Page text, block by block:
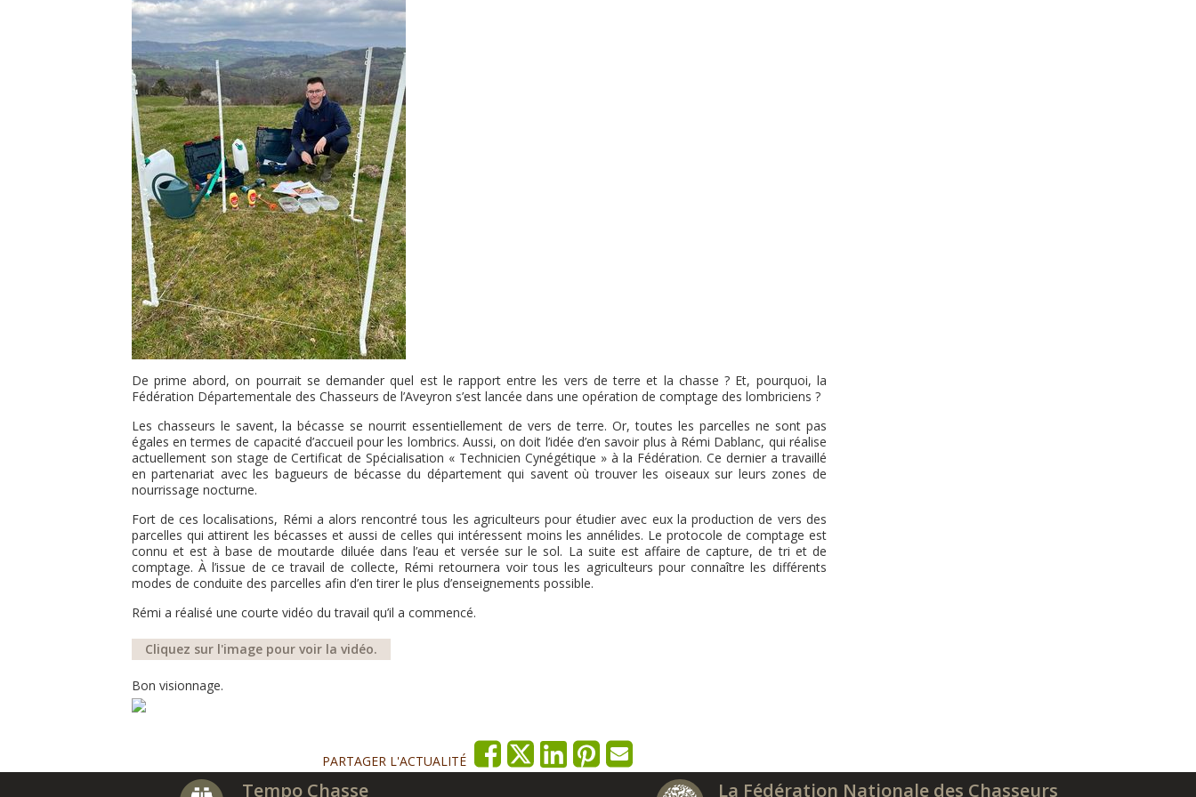
De prime abord, on pourrait se demander quel est le rapport entre les vers de terre et la chasse ? Et, pourquoi, la
Fédération Départementale des Chasseurs de l’Aveyron s’est lancée dans une opération de comptage des lombriciens ?
Les chasseurs le savent, la bécasse se nourrit essentiellement de vers de terre. Or, toutes les parcelles ne sont pas
égales en termes de capacité d’accueil pour les lombrics. Aussi, on doit l’idée d’en savoir plus à Rémi Dablanc, qui réalise
actuellement son stage de Certificat de Spécialisation « Technicien Cynégétique » à la Fédération. Ce dernier a travaillé
en partenariat avec les bagueurs de bécasse du département qui savent où trouver les oiseaux sur leurs zones de
nourrissage nocturne.
Fort de ces localisations, Rémi a alors rencontré tous les agriculteurs pour étudier avec eux la production de vers des
parcelles qui attirent les bécasses et aussi de celles qui intéressent moins les annélides. Le protocole de comptage est
connu et est à base de moutarde diluée dans l’eau et versée sur le sol. La suite est affaire de capture, de tri et de
comptage. À l’issue de ce travail de collecte, Rémi retournera voir tous les agriculteurs pour connaître les différents
modes de conduite des parcelles afin d’en tirer le plus d’enseignements possible.
Rémi a réalisé une courte vidéo du travail qu’il a commencé.
Cliquez sur l'image pour voir la vidéo.
Bon visionnage.
PARTAGER L'ACTUALITÉ
Tempo Chasse La Fédération Nationale des Chasseurs